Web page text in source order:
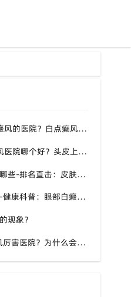
[健康科普]泉州能看好白癜风的医院？白点癫风需要注意什么饮食？
[资讯]泉州专业治疗白癜风医院哪个好？头皮上有一块白色厚厚的头皮？
泉州永春治白癜风医院有哪些-排名直击：皮肤白斑是什么原因导致的？
泉州白癜风专科治疗医院-健康科普：眼部白癜风症状？
现象？
健康指南-泉州治疗白癜风厉害医院？为什么会长白斑的原因？